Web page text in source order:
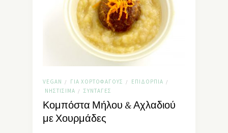
VEGAN / ΓΙΑ ΧΟΡΤΟΦΆΓΟΥΣ / ΕΠΙΔΌΡΠΙΑ /
ΝΗΣΤΊΣΙΜΑ / ΣΥΝΤΑΓΈΣ
Κομπόστα Μήλου & Αχλαδιού
με Χουρμάδες